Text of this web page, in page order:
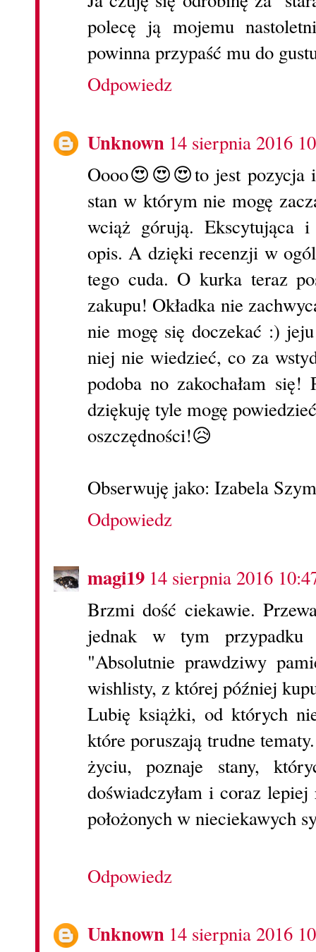
polecę ją mojemu
powinna przypaść mu do
Odpowiedz
Unknown 14 sierpnia 2016
Oooo😍😍😍to jest pozycja
stan w którym nie mogę
wciąż górują. Ekscytująca i
opis. A dzięki recenzji w
tego cuda. O kurka teraz
zakupu! Okładka nie
nie mogę się doczekać :)
niej nie wiedzieć, co za
podoba no zakochałam
dziękuję tyle mogę
oszczędności!😥
Obserwuję jako: Izabela
Odpowiedz
magi19 14 sierpnia 2016
Brzmi dość ciekawie.
jednak w tym przypadku
"Absolutnie prawdziwy
wishlisty, z której później
Lubię książki, od których
które poruszają trudne
życiu, poznaje stany,
doświadczyłam i coraz
położonych w nieciekawych
Odpowiedz
Unknown 14 sierpnia 2016